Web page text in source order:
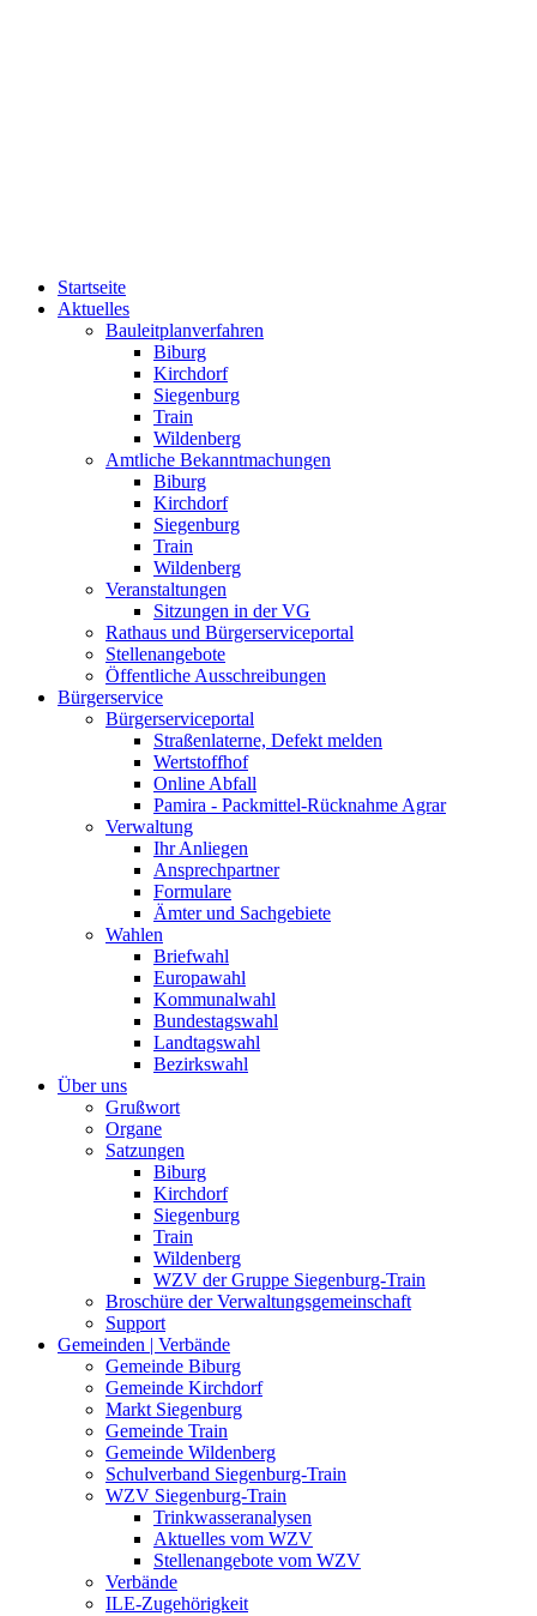
Startseite
Aktuelles
Bauleitplanverfahren
Biburg
Kirchdorf
Siegenburg
Train
Wildenberg
Amtliche Bekanntmachungen
Biburg
Kirchdorf
Siegenburg
Train
Wildenberg
Veranstaltungen
Sitzungen in der VG
Rathaus und Bürgerserviceportal
Stellenangebote
Öffentliche Ausschreibungen
Bürgerservice
Bürgerserviceportal
Straßenlaterne, Defekt melden
Wertstoffhof
Online Abfall
Pamira - Packmittel-Rücknahme Agrar
Verwaltung
Ihr Anliegen
Ansprechpartner
Formulare
Ämter und Sachgebiete
Wahlen
Briefwahl
Europawahl
Kommunalwahl
Bundestagswahl
Landtagswahl
Bezirkswahl
Über uns
Grußwort
Organe
Satzungen
Biburg
Kirchdorf
Siegenburg
Train
Wildenberg
WZV der Gruppe Siegenburg-Train
Broschüre der Verwaltungsgemeinschaft
Support
Gemeinden | Verbände
Gemeinde Biburg
Gemeinde Kirchdorf
Markt Siegenburg
Gemeinde Train
Gemeinde Wildenberg
Schulverband Siegenburg-Train
WZV Siegenburg-Train
Trinkwasseranalysen
Aktuelles vom WZV
Stellenangebote vom WZV
Verbände
ILE-Zugehörigkeit